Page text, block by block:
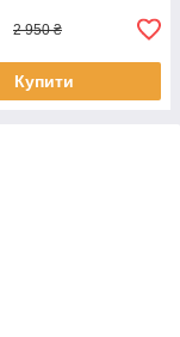
2 950 ₴
Купити